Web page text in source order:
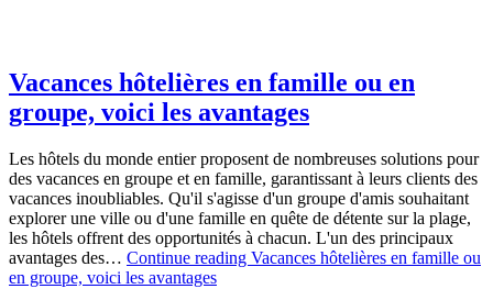
Vacances hôtelières en famille ou en
groupe, voici les avantages
Les hôtels du monde entier proposent de nombreuses solutions pour
des vacances en groupe et en famille, garantissant à leurs clients des
vacances inoubliables. Qu'il s'agisse d'un groupe d'amis souhaitant
explorer une ville ou d'une famille en quête de détente sur la plage,
les hôtels offrent des opportunités à chacun. L'un des principaux
avantages des… Continue reading Vacances hôtelières en famille ou
en groupe, voici les avantages